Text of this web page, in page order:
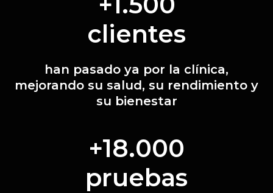
clientes
han pasado ya por la clínica,
mejorando su salud, su rendimiento y
su bienestar
+18.000
pruebas